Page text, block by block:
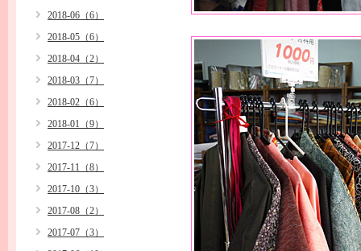
2018-06（6）
2018-05（6）
2018-04（2）
2018-03（7）
2018-02（6）
2018-01（9）
2017-12（7）
2017-11（8）
2017-10（3）
2017-08（2）
2017-07（3）